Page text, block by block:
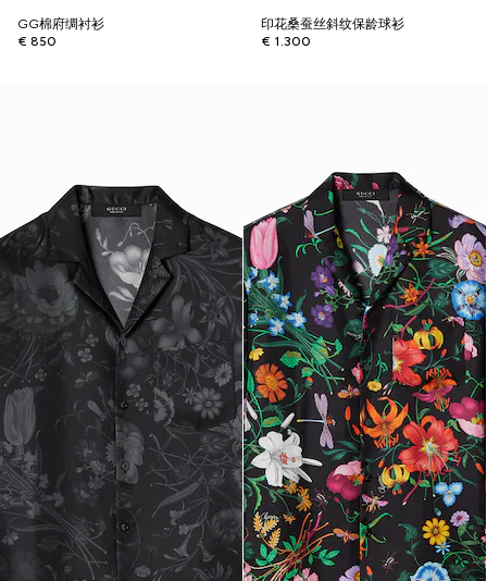
GG棉府绸衬衫
€ 850
印花桑蚕丝斜纹保龄球衫
€ 1.300